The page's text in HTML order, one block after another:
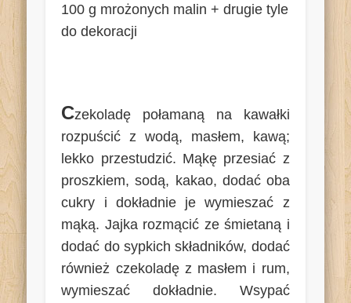
100 g mrożonych malin + drugie tyle
do dekoracji
Czekoladę połamaną na kawałki
rozpuścić z wodą, masłem, kawą;
lekko przestudzić. Mąkę przesiać z
proszkiem, sodą, kakao, dodać oba
cukry i dokładnie je wymieszać z
mąką. Jajka rozmącić ze śmietaną i
dodać do sypkich składników, dodać
również czekoladę z masłem i rum,
wymieszać dokładnie. Wsypać